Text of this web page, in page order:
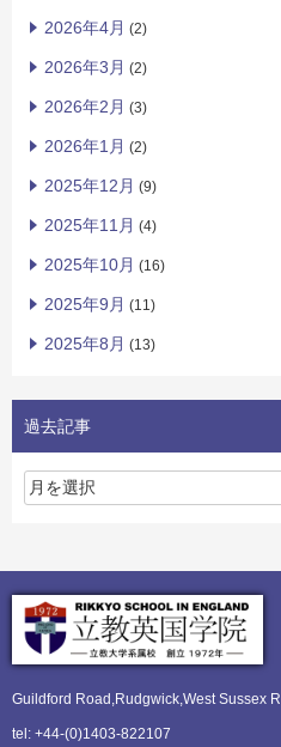
2026年4月 (2)
2026年3月 (2)
2026年2月 (3)
2026年1月 (2)
2025年12月 (9)
2025年11月 (4)
2025年10月 (16)
2025年9月 (11)
2025年8月 (13)
過去記事
Guildford Road,Rudgwick,West Sussex
tel: +44-(0)1403-822107